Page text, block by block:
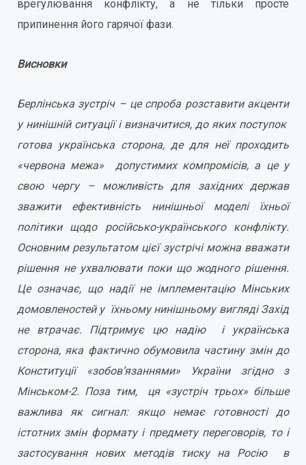
врегулювання конфлікту, а не тільки просте
припинення його гарячої фази.
Висновки
Берлінська зустріч – це спроба розставити акценти
у нинішній ситуації і визначитися, до яких поступок
готова українська сторона, де для неї проходить
«червона межа» допустимих компромісів, а це у
свою чергу – можливість для західних держав
зважити ефективність нинішньої моделі їхньої
політики щодо російсько-українського конфлікту.
Основним результатом цієї зустрічі можна вважати
рішення не ухвалювати поки що жодного рішення.
Це означає, що надії не імплементацію Мінських
домовленостей у їхньому нинішньому вигляді Захід
не втрачає. Підтримує цю надію і українська
сторона, яка фактично обумовила частину змін до
Конституції «зобов’язаннями» України згідно з
Мінськом-2. Поза тим, ця «зустріч трьох» більше
важлива як сигнал: якщо немає готовності до
істотних змін формату і предмету переговорів, то і
застосування нових методів тиску на Росію в